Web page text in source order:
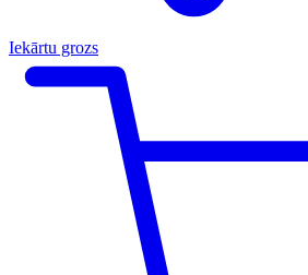
Iekārtu grozs